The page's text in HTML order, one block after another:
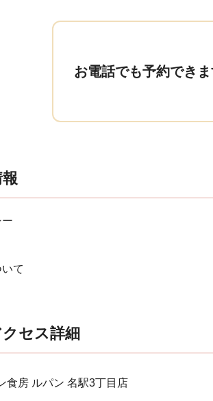
お電話でも予約でき
て
セス詳細
食房 ルパン 名駅3丁目店